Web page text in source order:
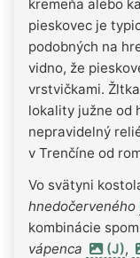
kremeňa alebo
pieskovec je
podobných na
vidno, že
vrstvičkami.
lokality južne od
nepravidelný
v Trenčíne od
Vo svätyni
hnedočerveného
kombinácie
vápenca
(J),